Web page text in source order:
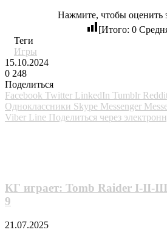
Нажмите, чтобы оценить
[Итого: 0
Теги
Игры
15.10.2024
0 248
Поделиться
Facebook Twitter LinkedIn Tumblr
Одноклассники Skype Messenger
Viber Line Поделиться через
КГ играет: Tomb Raider I-II-III
9
21.07.2025